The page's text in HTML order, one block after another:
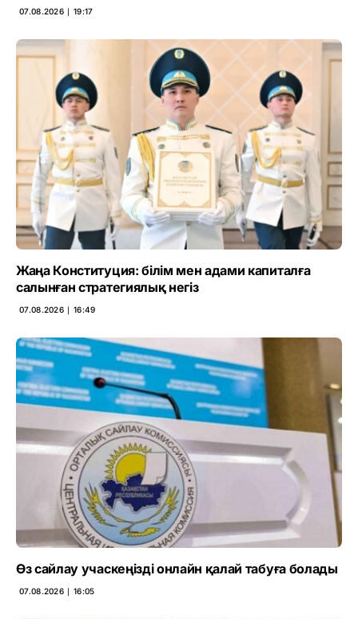
07.08.2026 ∣ 19:17
Жаңа Конституция: білім мен адами капиталға
салынған стратегиялық негіз
07.08.2026 ∣ 16:49
Өз сайлау учаскеңізді онлайн қалай табуға болады
07.08.2026 ∣ 16:05